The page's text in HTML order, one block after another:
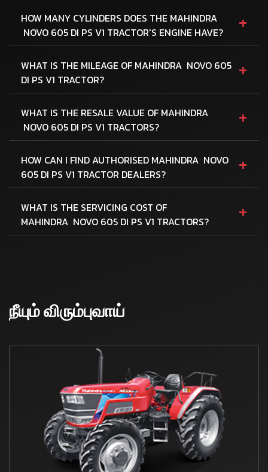
HOW MANY CYLINDERS DOES THE MAHINDRA
NOVO 605 DI PS V1 TRACTOR'S ENGINE HAVE?
+
WHAT IS THE MILEAGE OF MAHINDRA NOVO 605
DI PS V1 TRACTOR?
+
WHAT IS THE RESALE VALUE OF MAHINDRA
NOVO 605 DI PS V1 TRACTORS?
+
HOW CAN I FIND AUTHORISED MAHINDRA NOVO
605 DI PS V1 TRACTOR DEALERS?
+
WHAT IS THE SERVICING COST OF
MAHINDRA NOVO 605 DI PS V1 TRACTORS?
+
நீயும் விரும்புவாய்